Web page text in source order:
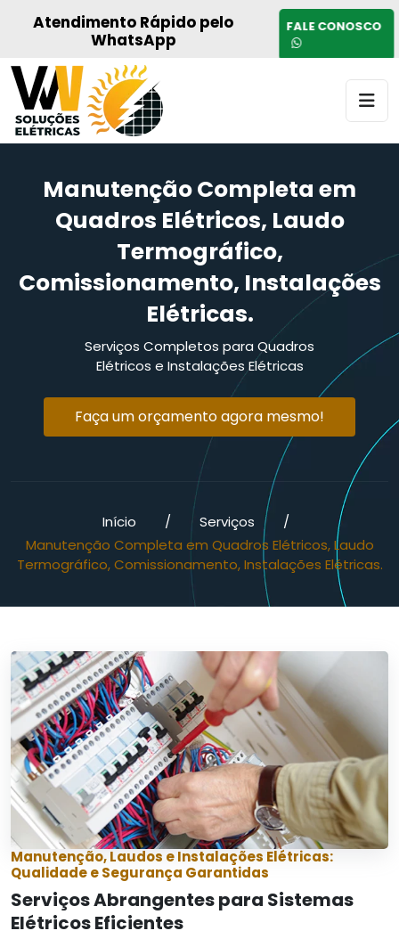
Atendimento Rápido pelo
WhatsApp
FALE CONOSCO
Manutenção Completa em
Quadros Elétricos, Laudo
Termográfico,
Comissionamento, Instalações
Elétricas.
Serviços Completos para Quadros
Elétricos e Instalações Elétricas
Faça um orçamento agora mesmo!
Início / Serviços
/
Manutenção Completa em Quadros Elétricos, Laudo
Termográfico, Comissionamento, Instalações Elétricas.
Manutenção, Laudos e Instalações Elétricas:
Qualidade e Segurança Garantidas
Serviços Abrangentes para Sistemas
Elétricos Eficientes